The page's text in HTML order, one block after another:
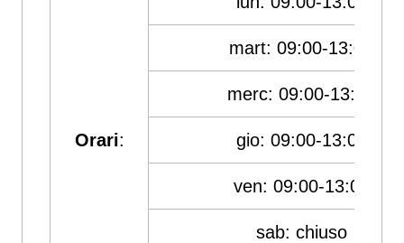
Orari:
mart: 09:00-13:00
merc: 09:00-13:00
gio: 09:00-13:00
ven: 09:00-13:00
sab: chiuso